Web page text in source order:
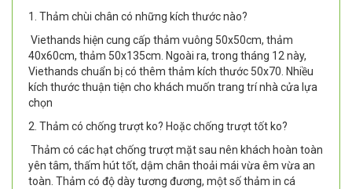
1. Thảm chùi chân có những kích thước nào?
Viethands hiện cung cấp thảm vuông 50x50cm, thảm
40x60cm, thảm 50x135cm. Ngoài ra, trong tháng 12 này,
Viethands chuẩn bị có thêm thảm kích thước 50x70. Nhiều
kích thước thuận tiện cho khách muốn trang trí nhà cửa lựa
chọn
2. Thảm có chống trượt ko? Hoặc chống trượt tốt ko?
Thảm có các hạt chống trượt mặt sau nên khách hoàn toàn
yên tâm, thấm hút tốt, dậm chân thoải mái vừa êm vừa an
toàn. Thảm có độ dày tương đương, một số thảm in cá